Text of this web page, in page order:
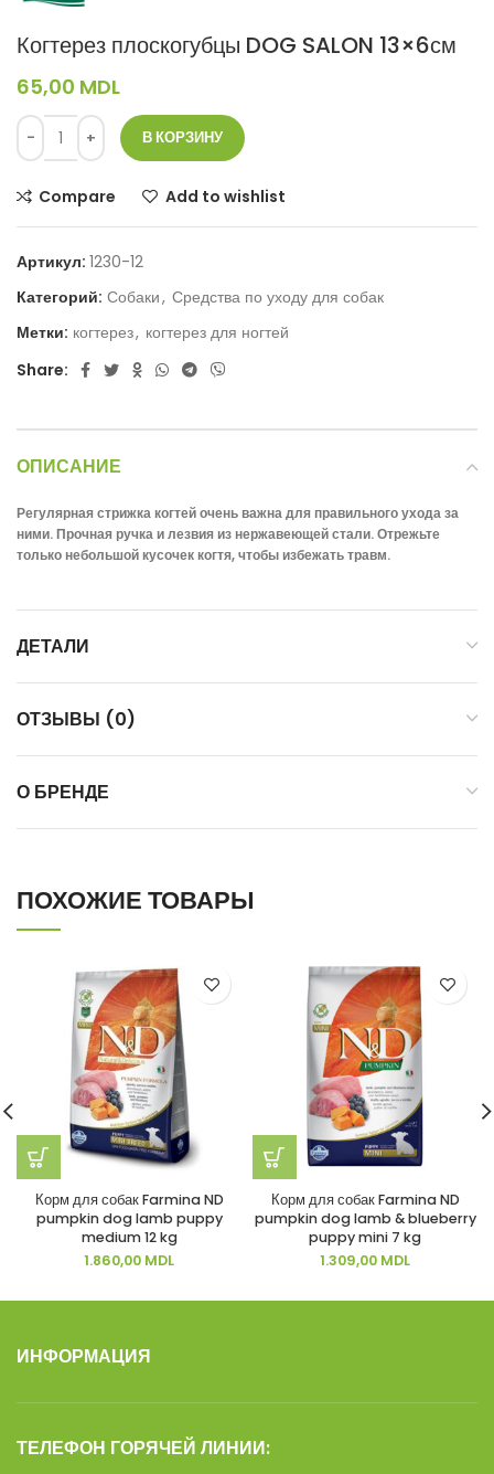
Когтерез плоскогубцы DOG SALON 13×6см
65,00 MDL
В КОРЗИНУ
Compare Add to wishlist
Артикул: 1230-12
Категорий: Собаки, Средства по уходу для собак
Метки: когтерез, когтерез для ногтей
Share:
ОПИСАНИЕ
Регулярная стрижка когтей очень важна для правильного ухода за
ними. Прочная ручка и лезвия из нержавеющей стали. Отрежьте
только небольшой кусочек когтя, чтобы избежать травм.
ДЕТАЛИ
ОТЗЫВЫ (0)
О БРЕНДЕ
ПОХОЖИЕ ТОВАРЫ
Корм для собак Farmina ND
pumpkin dog lamb puppy
medium 12 kg
1.860,00 MDL
Корм для собак Farmina ND
pumpkin dog lamb & blueberry
puppy mini 7 kg
1.309,00 MDL
ИНФОРМАЦИЯ
ТЕЛЕФОН ГОРЯЧЕЙ ЛИНИИ: